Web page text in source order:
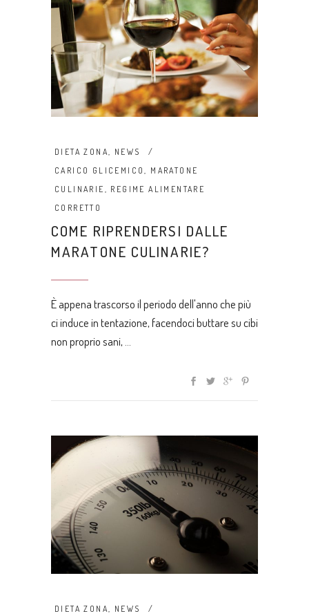
DIETA ZONA
NEWS
CARICO GLICEMICO
MARATONE
CULINARIE
REGIME ALIMENTARE
CORRETTO
COME RIPRENDERSI DALLE
MARATONE CULINARIE?
È appena trascorso il periodo dell'anno che più
ci induce in tentazione, facendoci buttare su cibi
non proprio sani,
DIETA ZONA
NEWS